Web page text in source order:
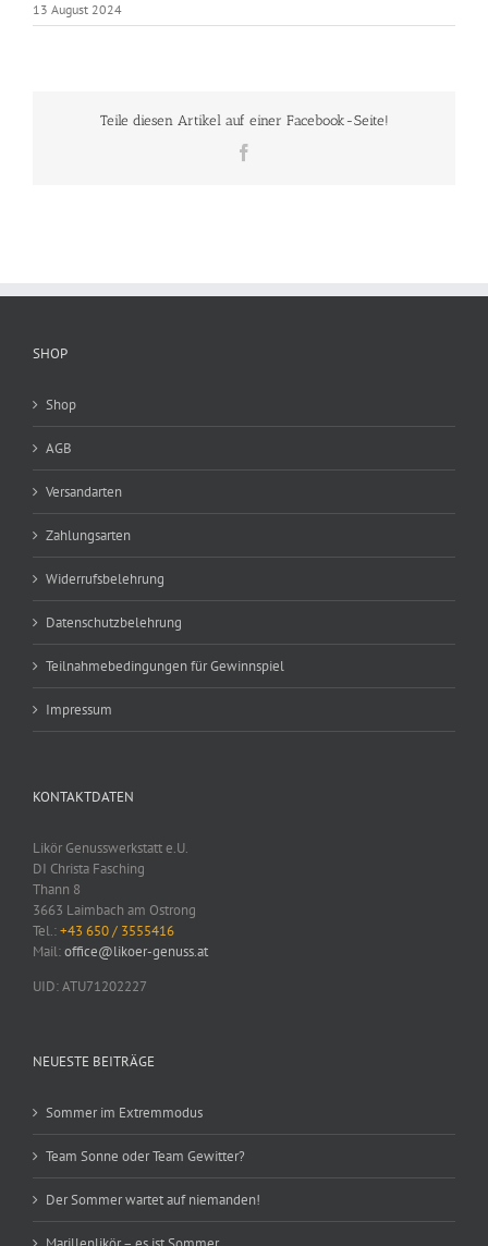
13 August 2024
Teile diesen Artikel auf einer Facebook-Seite!
SHOP
Shop
AGB
Versandarten
Zahlungsarten
Widerrufsbelehrung
Datenschutzbelehrung
Teilnahmebedingungen für Gewinnspiel
Impressum
KONTAKTDATEN
Likör Genusswerkstatt e.U.
DI Christa Fasching
Thann 8
3663 Laimbach am Ostrong
Tel.:+43 650 / 3555416
Mail:office@likoer-genuss.at
UID: ATU71202227
NEUESTE BEITRÄGE
Sommer im Extremmodus
Team Sonne oder Team Gewitter?
Der Sommer wartet auf niemanden!